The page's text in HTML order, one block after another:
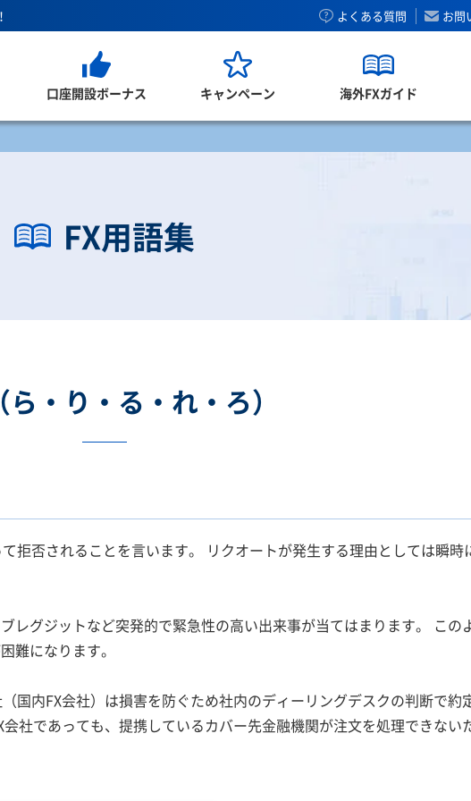
よくある質問 お問
口座開設ボーナス キャンペーン 海外FXガイド
FX用語集
ら・り・る・れ・ろ）
拒否されることを言います。 リクオートが発生する理由としては瞬時
レグジットなど突発的で緊急性の高い出来事が当てはまります。 この
難になります。
国内FX会社）は損害を防ぐため社内のディーリングデスクの判断で約
社であっても、提携しているカバー先金融機関が注文を処理できない